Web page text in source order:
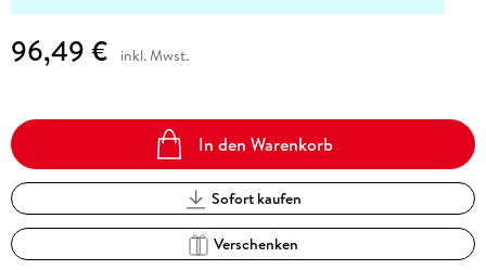
96,49 € inkl. Mwst.
In den Warenkorb
Sofort kaufen
Verschenken